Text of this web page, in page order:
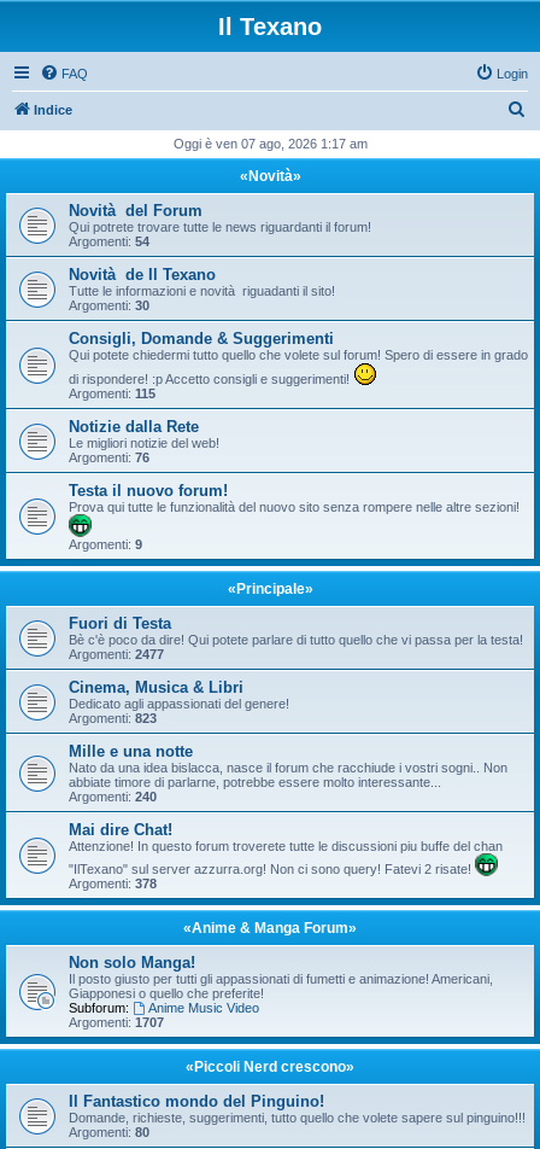
Il Texano
FAQ Login
Indice
c
Oggi è ven 07 ago, 2026 1:17 am
«Novità»
Novità del Forum
Qui potrete trovare tutte le news riguardanti il forum!
Argomenti: 54
Novità de Il Texano
Tutte le informazioni e novità riguadanti il sito!
Argomenti: 30
Consigli, Domande & Suggerimenti
Qui potete chiedermi tutto quello che volete sul forum! Spero di essere in grado
di rispondere! :p Accetto consigli e suggerimenti!
Argomenti: 115
Notizie dalla Rete
Le migliori notizie del web!
Argomenti: 76
Testa il nuovo forum!
Prova qui tutte le funzionalità del nuovo sito senza rompere nelle altre sezioni!
Argomenti: 9
«Principale»
Fuori di Testa
Bè c'è poco da dire! Qui potete parlare di tutto quello che vi passa per la testa!
Argomenti: 2477
Cinema, Musica & Libri
Dedicato agli appassionati del genere!
Argomenti: 823
Mille e una notte
Nato da una idea bislacca, nasce il forum che racchiude i vostri sogni.. Non
abbiate timore di parlarne, potrebbe essere molto interessante...
Argomenti: 240
Mai dire Chat!
Attenzione! In questo forum troverete tutte le discussioni piu buffe del chan
"IlTexano" sul server azzurra.org! Non ci sono query! Fatevi 2 risate!
Argomenti: 378
«Anime & Manga Forum»
Non solo Manga!
Il posto giusto per tutti gli appassionati di fumetti e animazione! Americani,
Giapponesi o quello che preferite!
Subforum:
Anime Music Video
Argomenti: 1707
«Piccoli Nerd crescono»
Il Fantastico mondo del Pinguino!
Domande, richieste, suggerimenti, tutto quello che volete sapere sul pinguino!!!
Argomenti: 80